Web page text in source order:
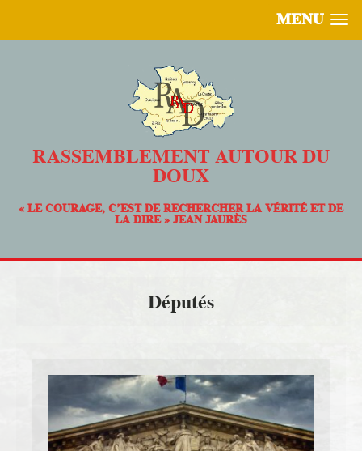
MENU
RASSEMBLEMENT AUTOUR DU
DOUX
« LE COURAGE, C’EST DE RECHERCHER LA VÉRITÉ ET DE
LA DIRE » JEAN JAURÈS
Députés